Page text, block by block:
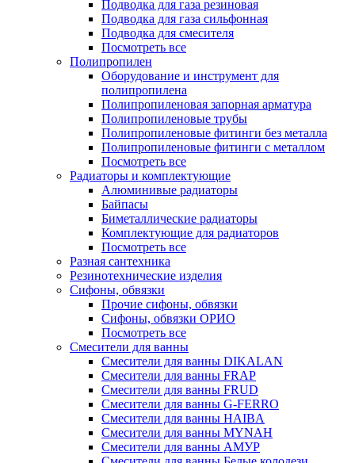
Подводка для газа резиновая
Подводка для газа сильфонная
Подводка для смесителя
Посмотреть все
Полипропилен
Оборудование и инструмент для
полипропилена
Полипропиленовая запорная арматура
Полипропиленовые трубы
Полипропиленовые фитинги без металла
Полипропиленовые фитинги с металлом
Посмотреть все
Радиаторы и комплектующие
Алюминивые радиаторы
Байпасы
Биметаллические радиаторы
Комплектующие для радиаторов
Посмотреть все
Разная сантехника
Резинотехнические изделия
Сифоны, обвязки
Прочие сифоны, обвязки
Сифоны, обвязки ОРИО
Посмотреть все
Смесители для ванны
Смесители для ванны DIKALAN
Смесители для ванны FRAP
Смесители для ванны FRUD
Смесители для ванны G-FERRO
Смесители для ванны HAIBA
Смесители для ванны MYNAH
Смесители для ванны АМУР